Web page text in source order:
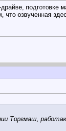
подготовке
что озвученная
Торгмаш,